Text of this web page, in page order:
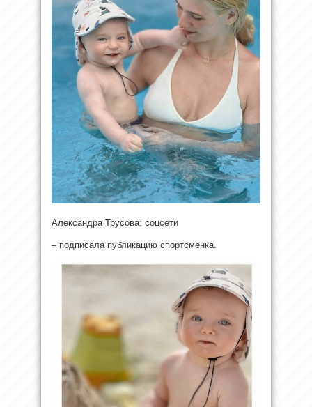
Александра Трусова: соцсети
– подписала публикацию спортсменка.